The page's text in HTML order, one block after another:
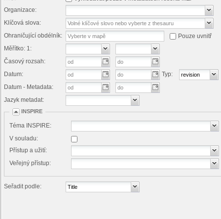
Organizace:
Klíčová slova:
Ohraničující obdélník:
Pouze uvnitř
Měřítko: 1:
Časový rozsah:
Datum:
Datum - Metadata:
Typ:
Jazyk metadat:
INSPIRE
Téma INSPIRE:
V souladu:
Přístup a užití:
Veřejný přístup:
Seřadit podle: